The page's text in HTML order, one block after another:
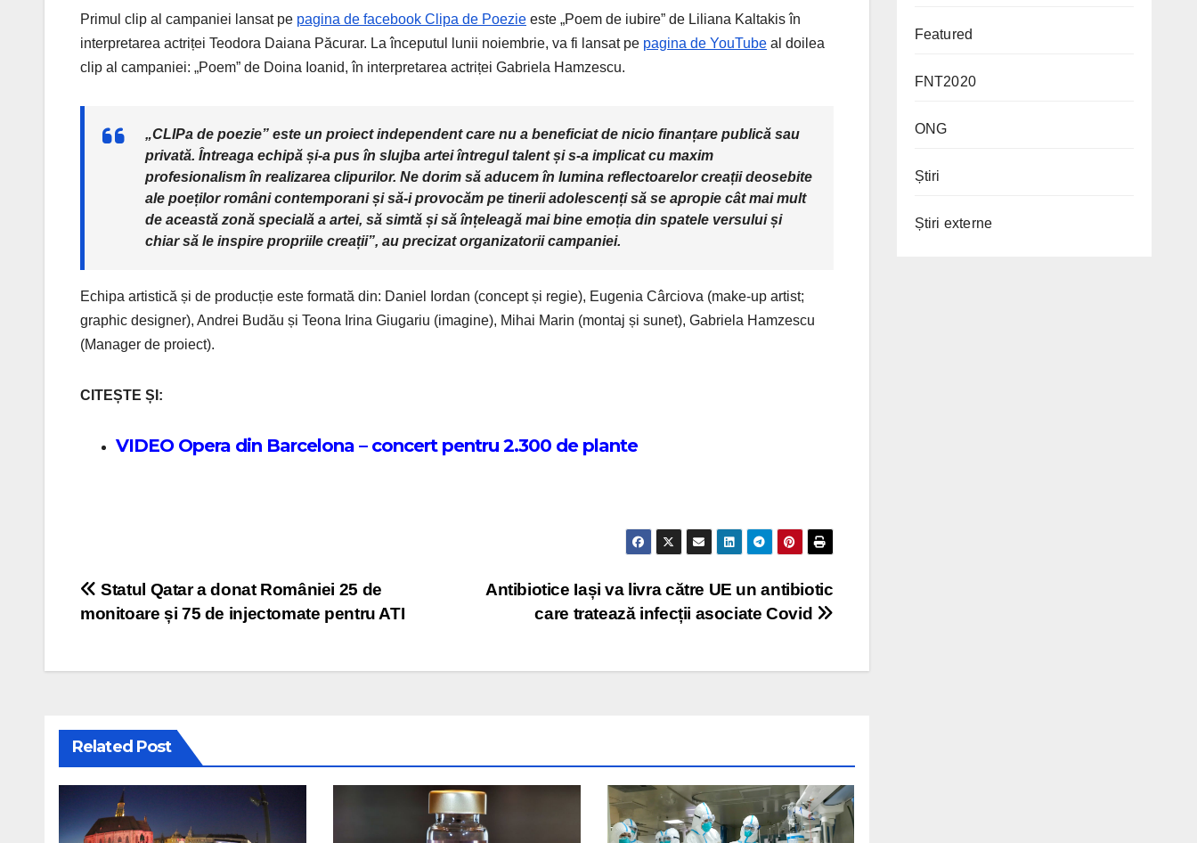
Primul clip al campaniei lansat pe pagina de facebook Clipa de Poezie este „Poem de iubire” de Liliana Kaltakis în
interpretarea actriței Teodora Daiana Păcurar. La începutul lunii noiembrie, va fi lansat pe pagina de YouTube al doilea
clip al campaniei: „Poem” de Doina Ioanid, în interpretarea actriței Gabriela Hamzescu.
„CLIPa de poezie” este un proiect independent care nu a beneficiat de nicio finanțare publică sau
privată. Întreaga echipă și-a pus în slujba artei întregul talent și s-a implicat cu maxim
profesionalism în realizarea clipurilor. Ne dorim să aducem în lumina reflectoarelor creații deosebite
ale poeților români contemporani și să-i provocăm pe tinerii adolescenți să se apropie cât mai mult
de această zonă specială a artei, să simtă și să înțeleagă mai bine emoția din spatele versului și
chiar să le inspire propriile creații”, au precizat organizatorii campaniei.
Echipa artistică și de producție este formată din: Daniel Iordan (concept și regie), Eugenia Cârciova (make-up artist;
graphic designer), Andrei Budău și Teona Irina Giugariu (imagine), Mihai Marin (montaj și sunet), Gabriela Hamzescu
(Manager de proiect).
CITEȘTE ȘI:
VIDEO Opera din Barcelona – concert pentru 2.300 de plante
Post navigation
Antibiotice Iași va livra către UE un antibiotic
care tratează infecții asociate Covid
Statul Qatar a donat României 25 de
monitoare și 75 de injectomate pentru ATI
Related Post
Featured
FNT2020
ONG
Știri
Știri externe